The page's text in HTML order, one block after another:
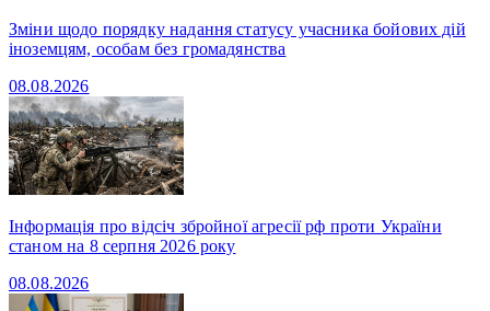
Зміни щодо порядку надання статусу учасника бойових дій
іноземцям, особам без громадянства
08.08.2026
Інформація про відсіч збройної агресії рф проти України
станом на 8 серпня 2026 року
08.08.2026